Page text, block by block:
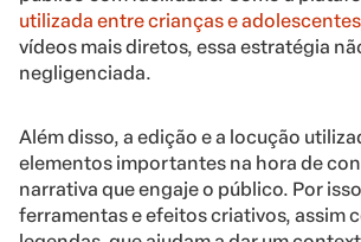
utilizada entre crianças e adolescentes
vídeos mais diretos, essa estratégia
negligenciada.
Além disso, a edição e a locução
elementos importantes na hora de
narrativa que engaje o público. Por
ferramentas e efeitos criativos, assim